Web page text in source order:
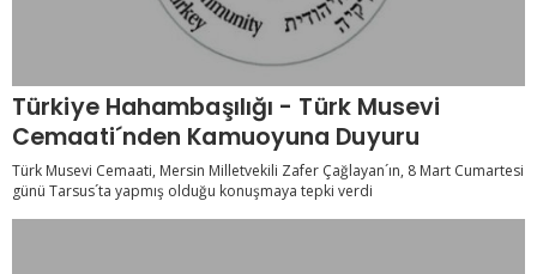
Türkiye Hahambaşılığı - Türk Musevi
Cemaati´nden Kamuoyuna Duyuru
Türk Musevi Cemaati, Mersin Milletvekili Zafer Çağlayan´ın, 8 Mart Cumartesi
günü Tarsus´ta yapmış olduğu konuşmaya tepki verdi